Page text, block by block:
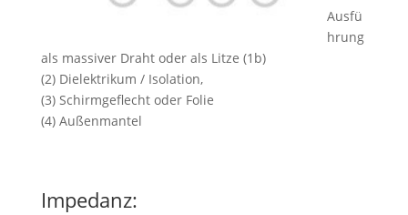
Ausfü
hrung
als massiver Draht oder als Litze (1b)
(2) Dielektrikum / Isolation,
(3) Schirmgeflecht oder Folie
(4) Außenmantel
Impedanz: